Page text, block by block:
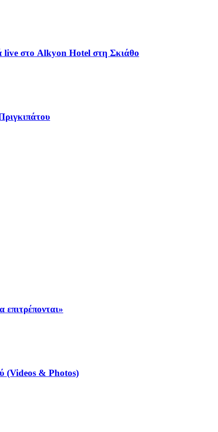
live στο Alkyon Hotel στη Σκιάθο
(Videos & Photos)